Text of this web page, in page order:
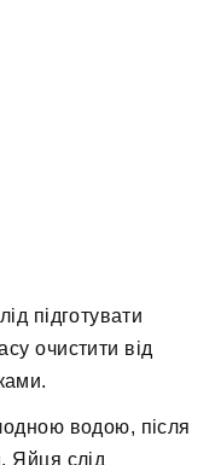
підготувати
очистити від
водою, після
Яйця слід